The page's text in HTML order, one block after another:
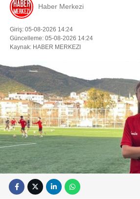
Haber Merkezi
Giriş: 05-08-2026 14:24
Güncelleme: 05-08-2026 14:24
Kaynak: HABER MERKEZI